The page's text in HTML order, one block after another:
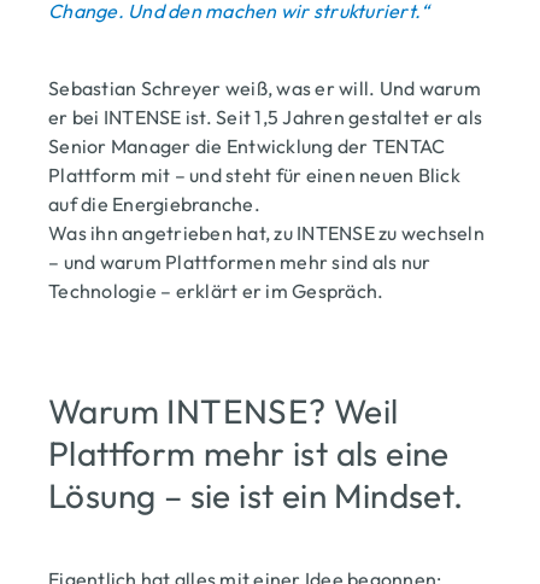
Change. Und den machen wir strukturiert.“
Sebastian Schreyer weiß, was er will. Und warum
er bei INTENSE ist. Seit 1,5 Jahren gestaltet er als
Senior Manager die Entwicklung der TENTAC
Plattform mit – und steht für einen neuen Blick
auf die Energiebranche.
Was ihn angetrieben hat, zu INTENSE zu wechseln
– und warum Plattformen mehr sind als nur
Technologie – erklärt er im Gespräch.
Warum INTENSE? Weil
Plattform mehr ist als eine
Lösung – sie ist ein Mindset.
Eigentlich hat alles mit einer Idee begonnen: